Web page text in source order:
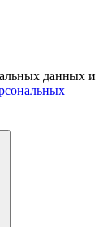
данных и